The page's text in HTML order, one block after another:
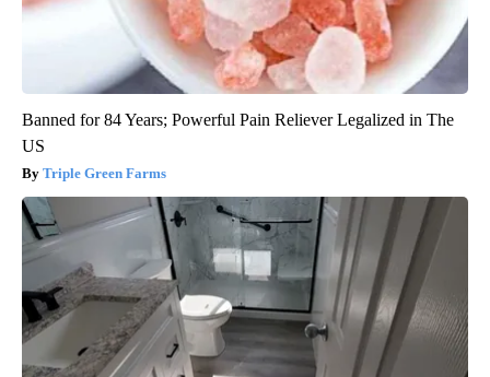
Banned for 84 Years; Powerful Pain Reliever Legalized in The
US
Triple Green Farms